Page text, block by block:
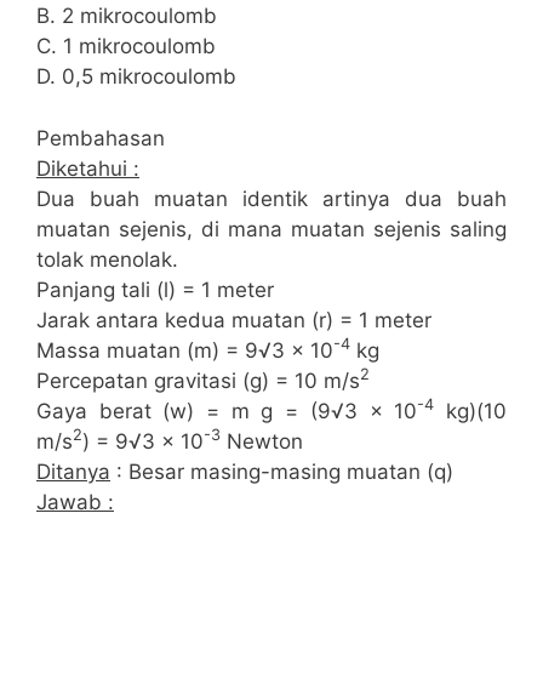
B. 2 mikrocoulomb
C. 1 mikrocoulomb
D. 0,5 mikrocoulomb
Pembahasan
Diketahui :
Dua buah muatan identik artinya dua buah
muatan sejenis, di mana muatan sejenis saling
tolak menolak.
Panjang tali (l) = 1 meter
Jarak antara kedua muatan (r) = 1 meter
Massa muatan (m) = 9√3 x 10-4 kg
Percepatan gravitasi (g) = 10 m/s2
Gaya berat (w) = m g = (9√3 x 10-4
kg)(10
m/s2) = 9√3 x 10-3 Newton
Ditanya : Besar masing-masing muatan (q)
Jawab :